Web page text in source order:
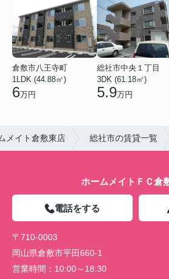
倉敷市八王寺町
1LDK (44.88㎡)
6万円
総社市中央１丁目
3DK (61.18㎡)
5.9万円
メイト倉敷東店 総社市の賃貸一覧
ホームメイトＦＣ倉
電話をする
〒710-0003
岡山県倉敷市平田660-1
営業時間： 10:00～18:30